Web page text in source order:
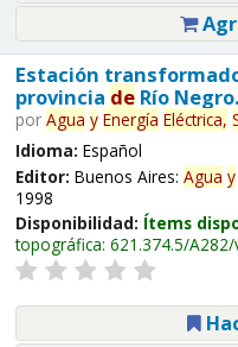
Estación
provincia deRío Negro.
por Agua y Energía Eléctrica,
Idioma: Español
Editor: Buenos Aires: Agua y
1998
Disponibilidad: Ítems
topográfica: 621.374.5/A282/